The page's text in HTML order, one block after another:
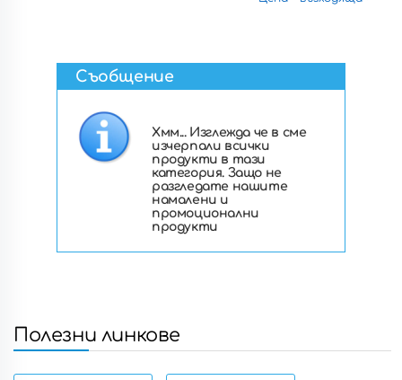
Съобщение
Хмм... Изглежда че в сме
изчерпали всички
продукти в тази
категория. Защо не
разгледате нашите
намалени и
промоционални
продукти
Полезни линкове